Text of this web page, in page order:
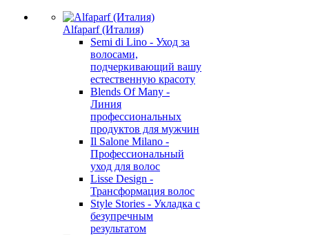
Alfaparf (Италия)
Semi di Lino - Уход за
волосами,
подчеркивающий вашу
естественную красоту
Blends Of Many -
Линия
профессиональных
продуктов для мужчин
Il Salone Milano -
Профессиональный
уход для волос
Lisse Design -
Трансформация волос
Style Stories - Укладка с
безупречным
результатом